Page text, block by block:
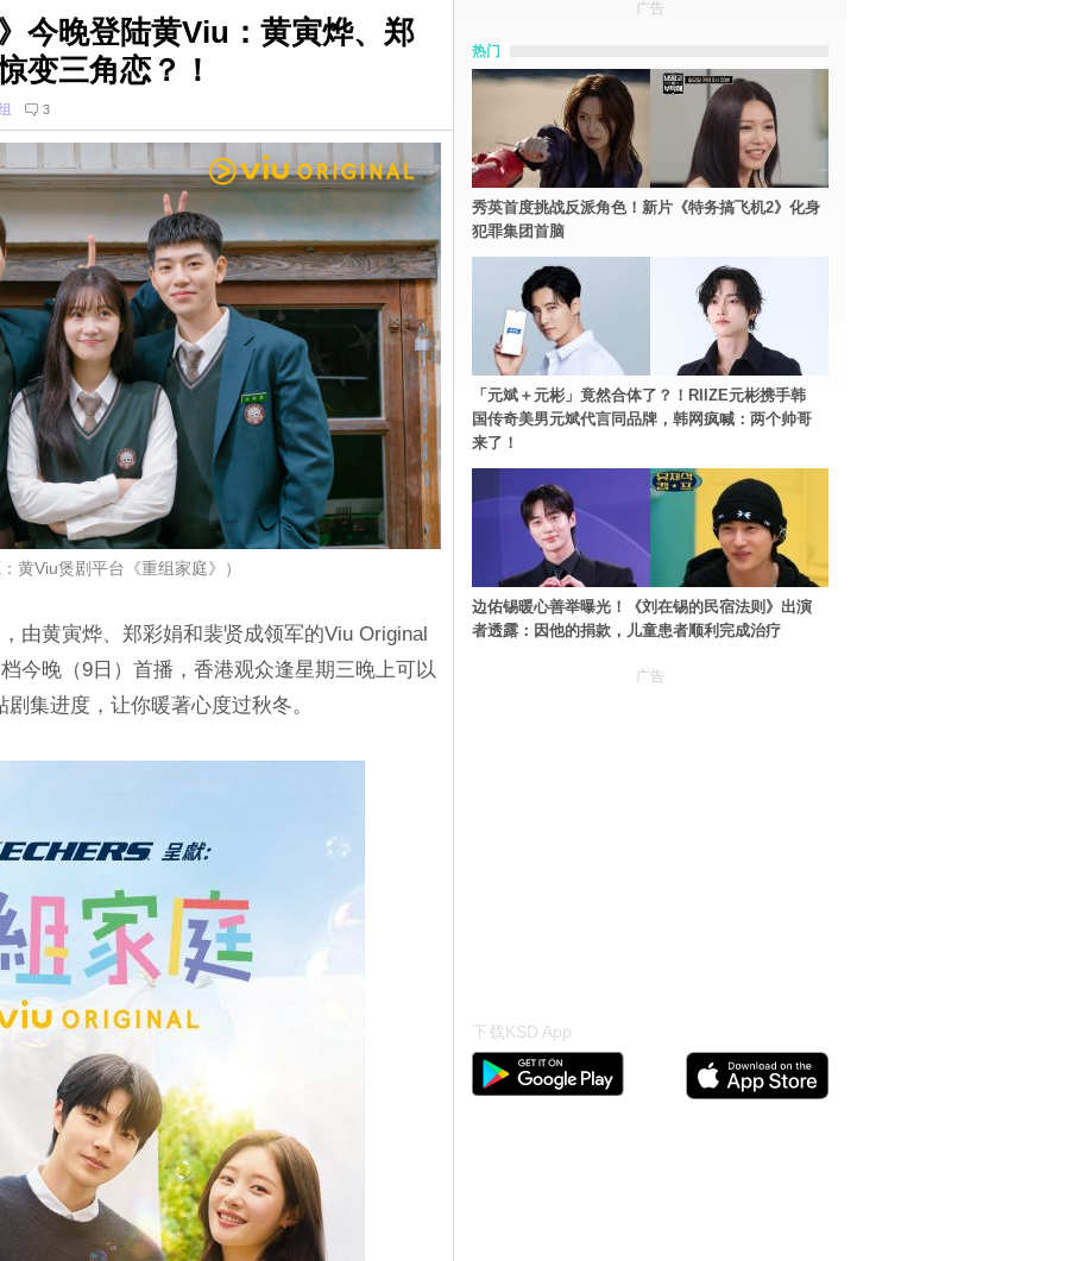
今晚登陆黄Viu：黄寅烨、郑
变三角恋？！
3
黄Viu煲剧平台《重组家庭》）
由黄寅烨、郑彩娟和裴贤成领军的Viu Original
今晚（9日）首播，香港观众逢星期三晚上可以
集进度，让你暖著心度过秋冬。
广告
热门
秀英首度挑战反派角色！新片《特务搞飞机2》化身
犯罪集团首脑
「元斌＋元彬」竟然合体了？！RIIZE元彬携手韩
国传奇美男元斌代言同品牌，韩网疯喊：两个帅哥
来了！
边佑锡暖心善举曝光！《刘在锡的民宿法则》出演
者透露：因他的捐款，儿童患者顺利完成治疗
广告
下载KSD App